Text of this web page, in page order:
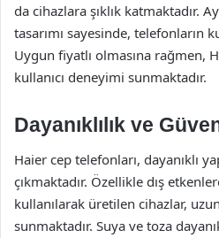
da cihazlara şıklık katmaktadır.
tasarımı sayesinde, telefonların
Uygun fiyatlı olmasına rağmen,
kullanıcı deneyimi sunmaktadır.
Dayanıklılık ve
Haier cep telefonları, dayanıklı
çıkmaktadır. Özellikle dış
kullanılarak üretilen cihazlar,
sunmaktadır. Suya ve toza